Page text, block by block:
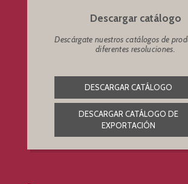
Descargar catálogo
Descárgate nuestros catálogos de
diferentes resoluciones.
DESCARGAR CATÁLOGO
DESCARGAR CATÁLOGO DE
EXPORTACIÓN